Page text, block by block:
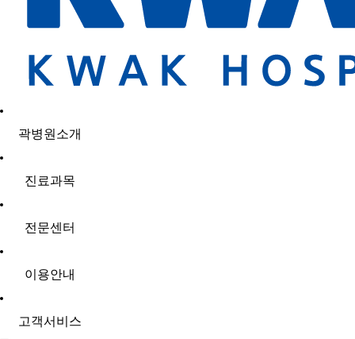
곽병원소개
진료과목
전문센터
이용안내
고객서비스